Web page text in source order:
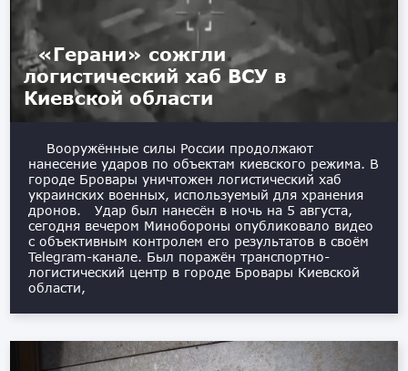
«Герани» сожгли
логистический хаб ВСУ в
Киевской области
Вооружённые силы России продолжают
нанесение ударов по объектам киевского режима. В
городе Бровары уничтожен логистический хаб
украинских военных, используемый для хранения
дронов. Удар был нанесён в ночь на 5 августа,
сегодня вечером Минобороны опубликовало видео
с объективным контролем его результатов в своём
Telegram-канале. Был поражён транспортно-
логистический центр в городе Бровары Киевской
области,